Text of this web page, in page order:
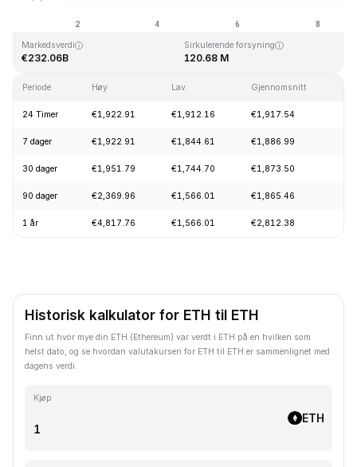
€0.432979
Markedsverdi
€232.06B
Sirkulerende forsyning
120.68 M
Periode Høy Lav Gjennomsnitt
24 Timer €1,922.91 €1,912.16 €1,917.54
7 dager €1,922.91 €1,844.61 €1,886.99
30 dager €1,951.79 €1,744.70 €1,873.50
90 dager €2,369.96 €1,566.01 €1,865.46
1 år €4,817.76 €1,566.01 €2,812.38
Historisk kalkulator for ETH til ETH
Finn ut hvor mye din ETH (Ethereum) var verdt i ETH på en hvilken som
helst dato, og se hvordan valutakursen for ETH til ETH er sammenlignet med
dagens verdi.
Kjøp
ETH